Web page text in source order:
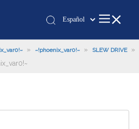
Español
românesc
» ~!phoenix_var0!~ » SLEW DRIVE »